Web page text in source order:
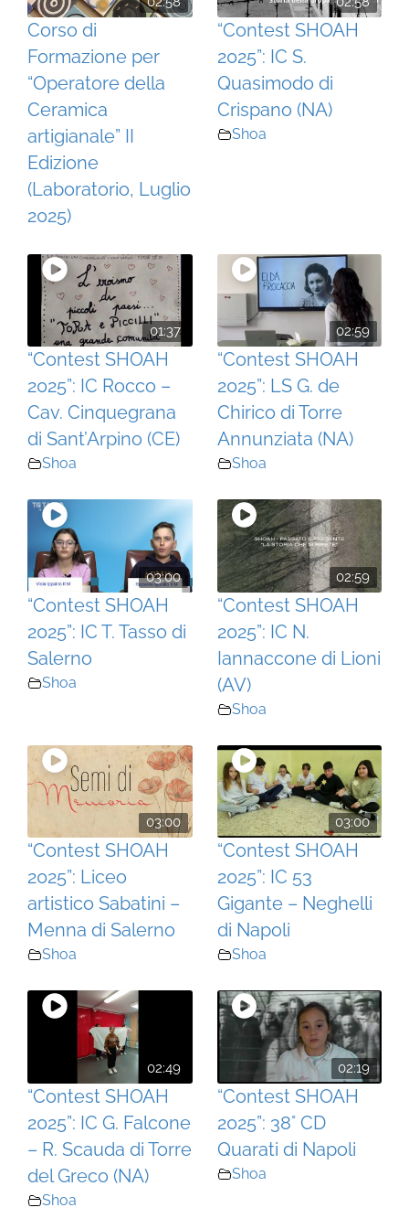
Corso di
Formazione per
“Operatore della
Ceramica
artigianale” II
Edizione
(Laboratorio, Luglio
2025)
“Contest SHOAH
2025”: IC S.
Quasimodo di
Crispano (NA)
Shoa
01:37
“Contest SHOAH
2025”: IC Rocco –
Cav. Cinquegrana
di Sant’Arpino (CE)
Shoa
02:59
“Contest SHOAH
2025”: LS G. de
Chirico di Torre
Annunziata (NA)
Shoa
03:00
“Contest SHOAH
2025”: IC T. Tasso di
Salerno
Shoa
02:59
“Contest SHOAH
2025”: IC N.
Iannaccone di Lioni
(AV)
Shoa
03:00
“Contest SHOAH
2025”: Liceo
artistico Sabatini –
Menna di Salerno
Shoa
03:00
“Contest SHOAH
2025”: IC 53
Gigante – Neghelli
di Napoli
Shoa
02:49
“Contest SHOAH
2025”: IC G. Falcone
– R. Scauda di Torre
del Greco (NA)
Shoa
02:19
“Contest SHOAH
2025”: 38° CD
Quarati di Napoli
Shoa